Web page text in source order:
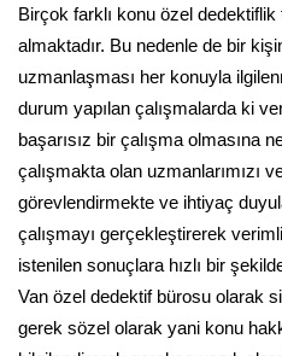
Birçok farklı konu özel dedektiflik
almaktadır. Bu nedenle de bir
uzmanlaşması her konuyla
durum yapılan çalışmalarda ki
başarısız bir çalışma olmasına
çalışmakta olan uzmanlarımızı
görevlendirmekte ve ihtiyaç
çalışmayı gerçekleştirerek
istenilen sonuçlara hızlı bir
Van özel dedektif bürosu olarak
gerek sözel olarak yani konu